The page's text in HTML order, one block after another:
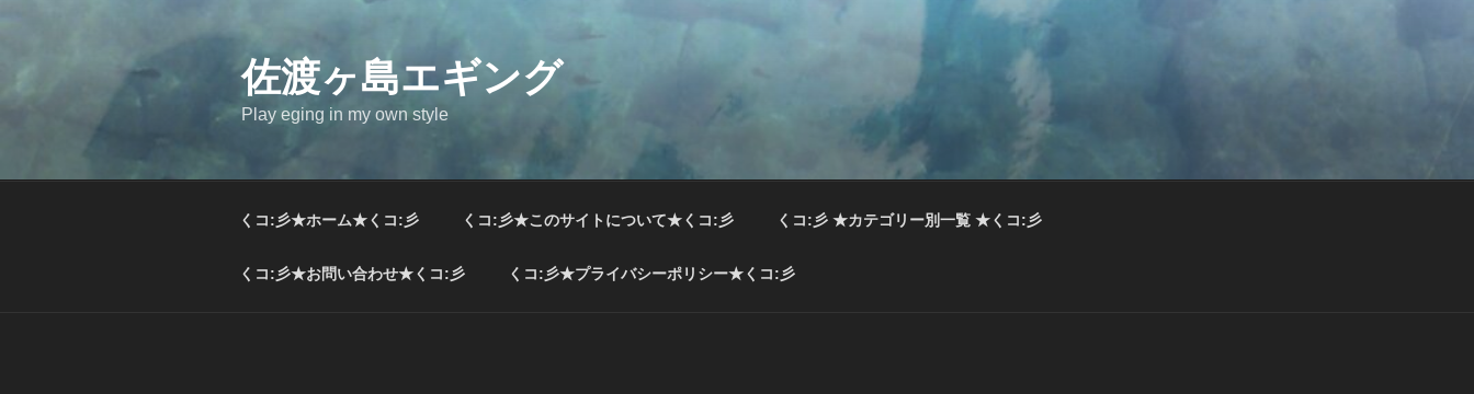
佐渡ヶ島エギング
Play eging in my own style
くコ:彡★ホーム★くコ:彡 くコ:彡★このサイトについて★くコ:彡 くコ:彡 ★カテゴリー別一覧 ★くコ:彡
くコ:彡★お問い合わせ★くコ:彡 くコ:彡★プライバシーポリシー★くコ:彡